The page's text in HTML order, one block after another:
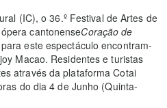
(IC), o 36.º Festival de Artes de
cantonenseCoração de
este espectáculo encontram-
Macao. Residentes e turistas
através da plataforma Cotai
do dia 4 de Junho (Quinta-